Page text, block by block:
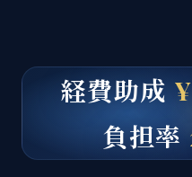
経費助成
負担率